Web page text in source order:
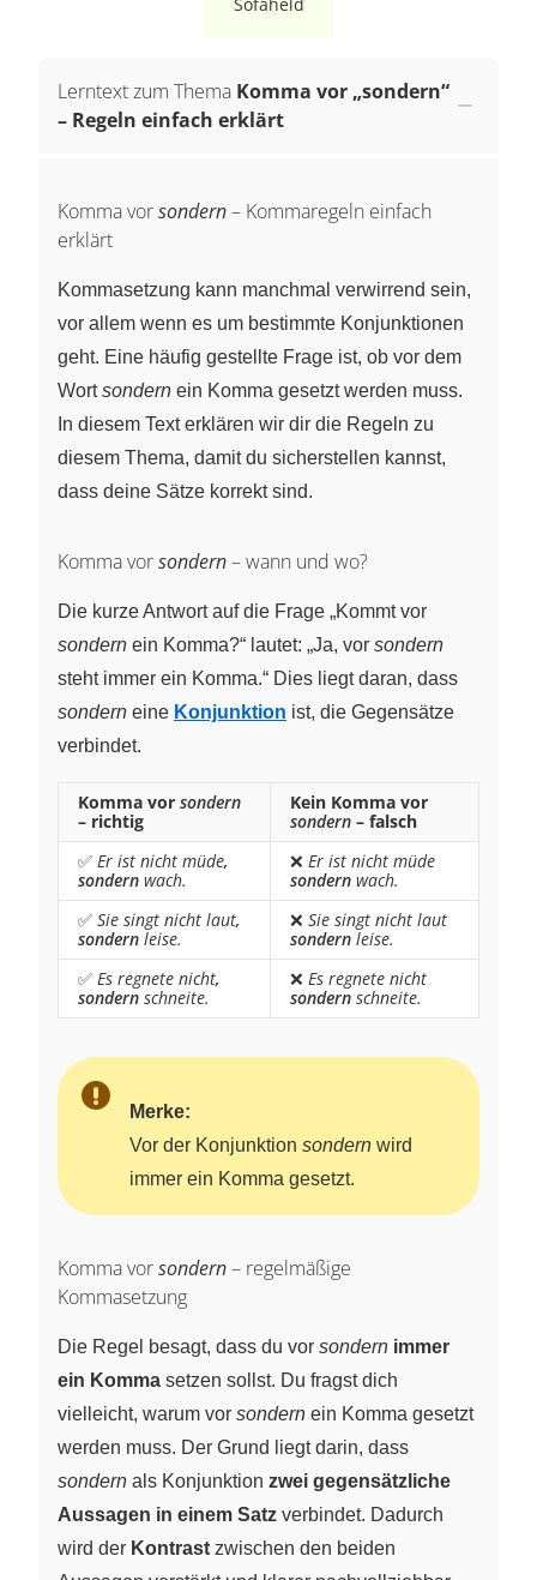
Lerntext zum Thema Komma vor „sondern“
– Regeln einfach erklärt
Komma vorsondern– Kommaregeln einfach
erklärt
Kommasetzung kann manchmal verwirrend sein,
vor allem wenn es um bestimmte Konjunktionen
geht. Eine häufig gestellte Frage ist, ob vor dem
Wortsondern ein Komma gesetzt werden muss.
In diesem Text erklären wir dir die Regeln zu
diesem Thema, damit du sicherstellen kannst,
dass deine Sätze korrekt sind.
Komma vorsondern– wann und wo?
Die kurze Antwort auf die Frage „Kommt vor
sondern ein Komma?“ lautet: „Ja, vor sondern
steht immer ein Komma.“ Dies liegt daran, dass
sondern eine Konjunktion ist, die Gegensätze
verbindet.
Komma vor sondern
– richtig
Kein Komma vor
sondern – falsch
✅ Er ist nicht müde,
sondern wach.
❌ Er ist nicht müde
sondern wach.
✅ Sie singt nicht laut,
sondern leise.
❌ Sie singt nicht laut
sondern leise.
✅ Es regnete nicht,
sondern schneite.
❌ Es regnete nicht
sondern schneite.
Merke:
Vor der Konjunktion sondern wird
immer ein Komma gesetzt.
Komma vorsondern– regelmäßige
Kommasetzung
Die Regel besagt, dass du vor sondern immer
ein Komma setzen sollst. Du fragst dich
vielleicht, warum vor sondern ein Komma gesetzt
werden muss. Der Grund liegt darin, dass
sondern als Konjunktion zwei gegensätzliche
Aussagen in einem Satz verbindet. Dadurch
wird der Kontrast zwischen den beiden